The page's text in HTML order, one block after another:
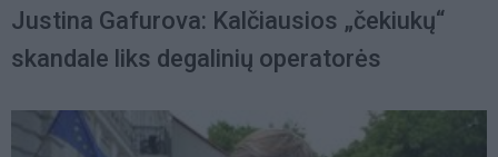
Justina Gafurova: Kalčiausios „čekiukų“
skandale liks degalinių operatorės